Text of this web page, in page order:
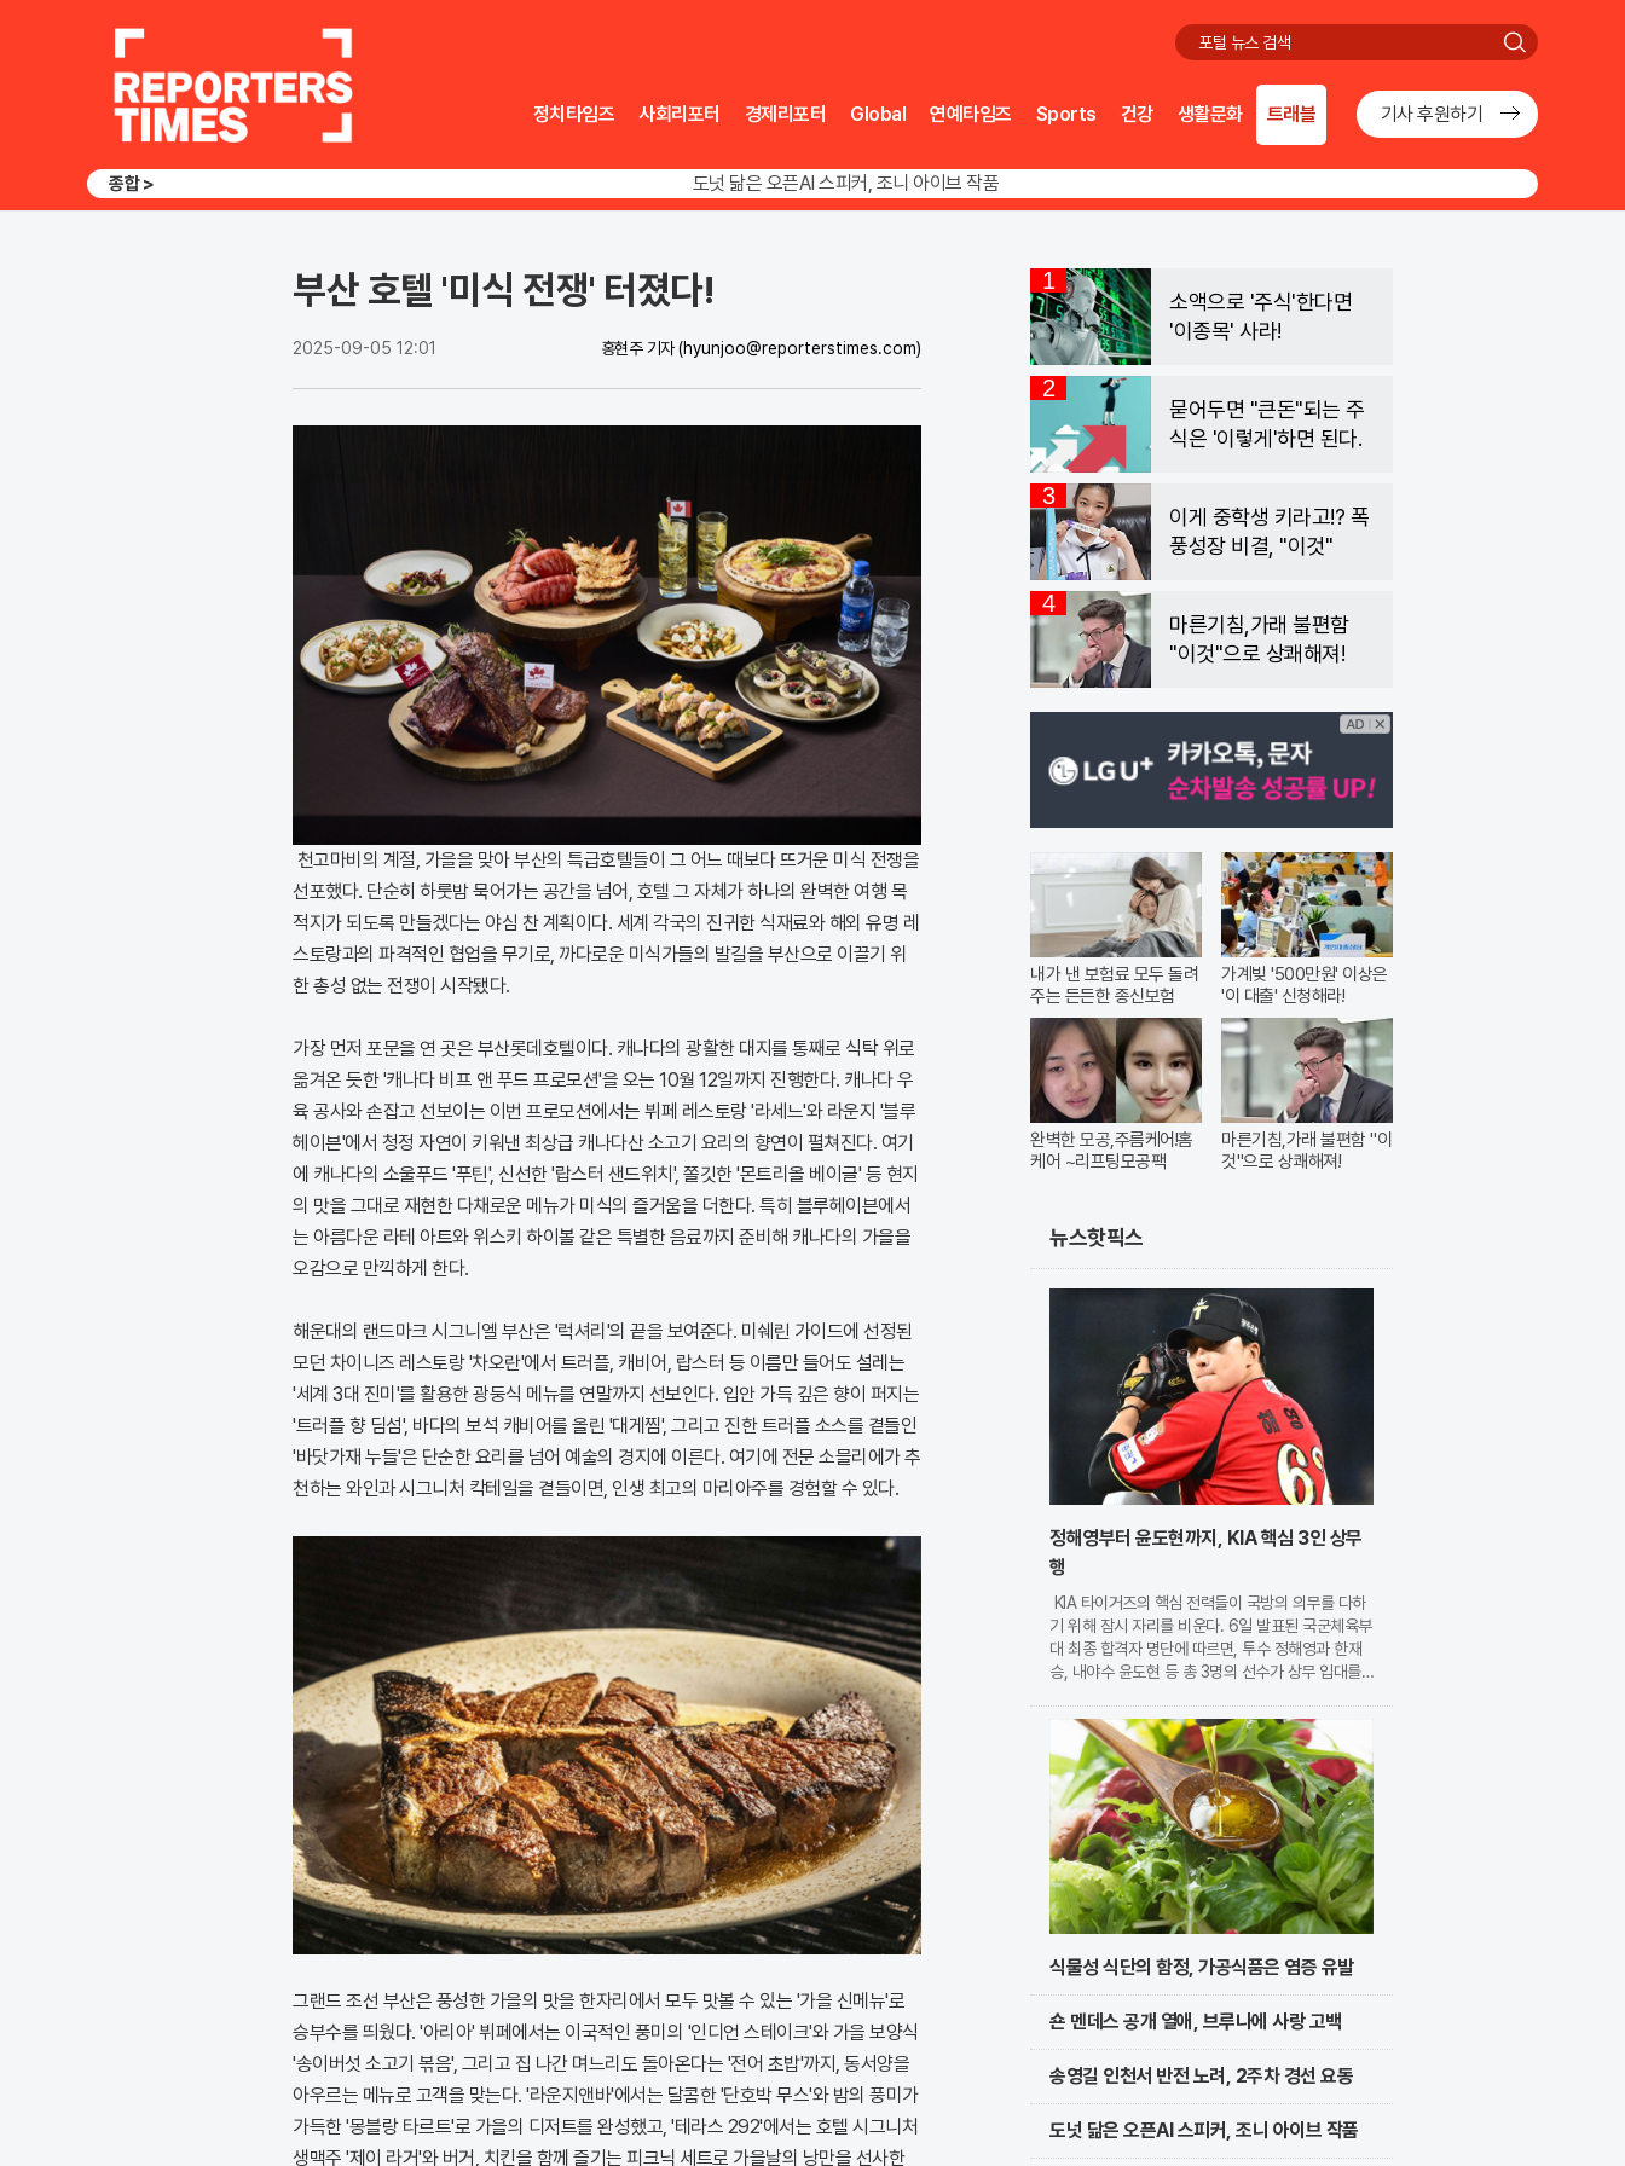
검
정치타임즈
사회리포터 경제리포터 Global 연예타임즈 Sports 건강 생활문화 트래블 기사 후원하기
종합 >
도넛 닮은 오픈AI 스피커, 조니 아이브 작품
아파트 방에서 들린 쉭쉭 소리‥코브라였다
부산 호텔 '미식 전쟁' 터졌다!
2025-09-05 12:01 홍현주 기자 (hyunjoo@reporterstimes.com)
천고마비의 계절, 가을을 맞아 부산의 특급호텔들이 그 어느 때보다 뜨거운 미식 전쟁을
선포했다. 단순히 하룻밤 묵어가는 공간을 넘어, 호텔 그 자체가 하나의 완벽한 여행 목
적지가 되도록 만들겠다는 야심 찬 계획이다. 세계 각국의 진귀한 식재료와 해외 유명 레
스토랑과의 파격적인 협업을 무기로, 까다로운 미식가들의 발길을 부산으로 이끌기 위
한 총성 없는 전쟁이 시작됐다.
가장 먼저 포문을 연 곳은 부산롯데호텔이다. 캐나다의 광활한 대지를 통째로 식탁 위로
옮겨온 듯한 '캐나다 비프 앤 푸드 프로모션'을 오는 10월 12일까지 진행한다. 캐나다 우
육 공사와 손잡고 선보이는 이번 프로모션에서는 뷔페 레스토랑 '라세느'와 라운지 '블루
헤이븐'에서 청정 자연이 키워낸 최상급 캐나다산 소고기 요리의 향연이 펼쳐진다. 여기
에 캐나다의 소울푸드 '푸틴', 신선한 '랍스터 샌드위치', 쫄깃한 '몬트리올 베이글' 등 현지
의 맛을 그대로 재현한 다채로운 메뉴가 미식의 즐거움을 더한다. 특히 블루헤이븐에서
는 아름다운 라테 아트와 위스키 하이볼 같은 특별한 음료까지 준비해 캐나다의 가을을
오감으로 만끽하게 한다.
해운대의 랜드마크 시그니엘 부산은 '럭셔리'의 끝을 보여준다. 미쉐린 가이드에 선정된
모던 차이니즈 레스토랑 '차오란'에서 트러플, 캐비어, 랍스터 등 이름만 들어도 설레는
'세계 3대 진미'를 활용한 광둥식 메뉴를 연말까지 선보인다. 입안 가득 깊은 향이 퍼지는
'트러플 향 딤섬', 바다의 보석 캐비어를 올린 '대게찜', 그리고 진한 트러플 소스를 곁들인
'바닷가재 누들'은 단순한 요리를 넘어 예술의 경지에 이른다. 여기에 전문 소믈리에가 추
천하는 와인과 시그니처 칵테일을 곁들이면, 인생 최고의 마리아주를 경험할 수 있다.
그랜드 조선 부산은 풍성한 가을의 맛을 한자리에서 모두 맛볼 수 있는 '가을 신메뉴'로
승부수를 띄웠다. '아리아' 뷔페에서는 이국적인 풍미의 '인디언 스테이크'와 가을 보양식
'송이버섯 소고기 볶음', 그리고 집 나간 며느리도 돌아온다는 '전어 초밥'까지, 동서양을
아우르는 메뉴로 고객을 맞는다. '라운지앤바'에서는 달콤한 '단호박 무스'와 밤의 풍미가
가득한 '몽블랑 타르트'로 가을의 디저트를 완성했고, '테라스 292'에서는 호텔 시그니처
생맥주 '제이 라거'와 버거, 치킨을 함께 즐기는 피크닉 세트로 가을날의 낭만을 선사한
1
소액으로 '주식'한다면
'이종목' 사라!
2
묻어두면 "큰돈"되는 주
식은 '이렇게'하면 된다.
3
이게 중학생 키라고!? 폭
풍성장 비결, "이것"
4
마른기침,가래 불편함
"이것"으로 상쾌해져!
내가 낸 보험료 모두 돌려
주는 든든한 종신보험
가계빚 '500만원' 이상은
'이 대출' 신청해라!
완벽한 모공,주름케어!홈
케어 ~리프팅모공팩
마른기침,가래 불편함 "이
것"으로 상쾌해져!
뉴스핫픽스
정해영부터 윤도현까지, KIA 핵심 3인 상무
행
KIA 타이거즈의 핵심 전력들이 국방의 의무를 다하
기 위해 잠시 자리를 비운다. 6일 발표된 국군체육부
대 최종 합격자 명단에 따르면, 투수 정해영과 한재
승, 내야수 윤도현 등 총 3명의 선수가 상무 입대를
가 지원하며 높은 경쟁률을 보였으나, 최종적으로 구
식물성 식단의 함정, 가공식품은 염증 유발
숀 멘데스 공개 열애, 브루나에 사랑 고백
송영길 인천서 반전 노려, 2주차 경선 요동
도넛 닮은 오픈AI 스피커, 조니 아이브 작품